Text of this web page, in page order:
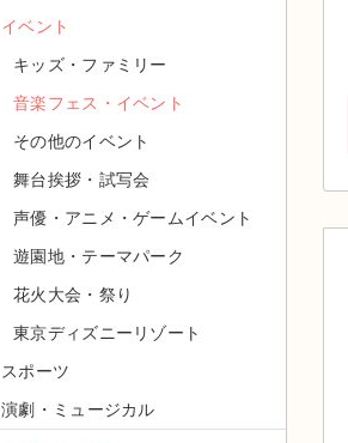
イベント
キッズ・ファミリー
音楽フェス・イベント
その他のイベント
舞台挨拶・試写会
声優・アニメ・ゲームイベント
遊園地・テーマパーク
花火大会・祭り
東京ディズニーリゾート
スポーツ
演劇・ミュージカル